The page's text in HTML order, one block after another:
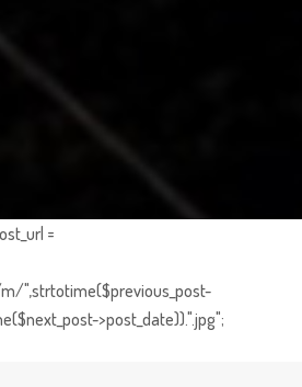
=
",strtotime($previous_post-
>post_date)).".jpg";